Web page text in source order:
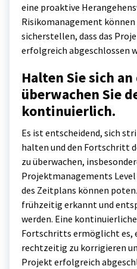
eine proaktive
Risikomanagement
sicherstellen, dass das
erfolgreich abgeschlossen
Halten Sie sich
überwachen Sie
kontinuierlich.
Es ist entscheidend, sich
halten und den Fortschritt
zu überwachen,
Projektmanagements Level
des Zeitplans können
frühzeitig erkannt und
werden. Eine
Fortschritts ermöglicht es,
rechtzeitig zu korrigieren
Projekt erfolgreich